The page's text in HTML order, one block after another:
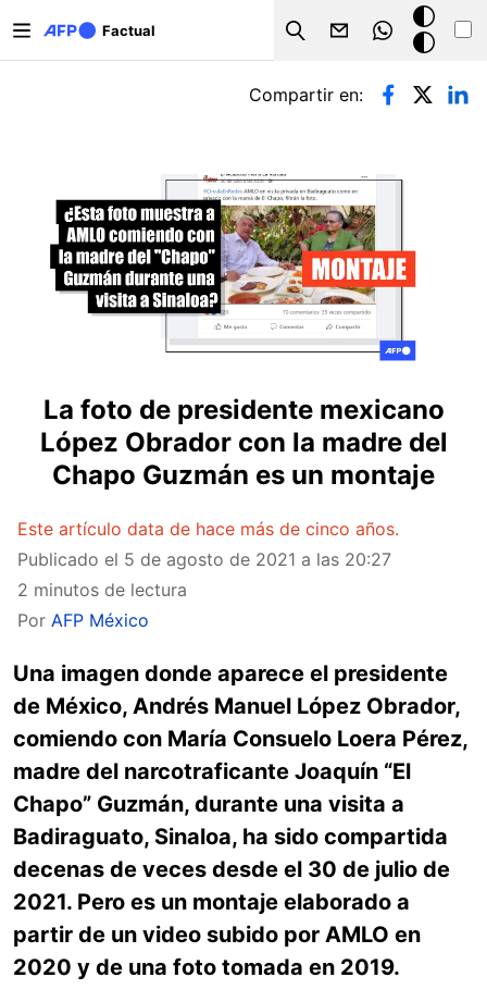
Factual
Search
Modo
oscuro
Solapas principales
Compartir en:
La foto de presidente mexicano
López Obrador con la madre del
Chapo Guzmán es un montaje
Este artículo data de hace más de cinco años.
Publicado el 5 de agosto de 2021 a las 20:27
2 minutos de lectura
Por AFP México
Una imagen donde aparece el presidente
de México, Andrés Manuel López Obrador,
comiendo con María Consuelo Loera Pérez,
madre del narcotraficante Joaquín “El
Chapo” Guzmán, durante una visita a
Badiraguato, Sinaloa, ha sido compartida
decenas de veces desde el 30 de julio de
2021. Pero es un montaje elaborado a
partir de un video subido por AMLO en
2020 y de una foto tomada en 2019.